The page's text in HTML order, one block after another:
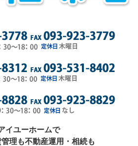
イユーホームで
理も不動産運用・相続も